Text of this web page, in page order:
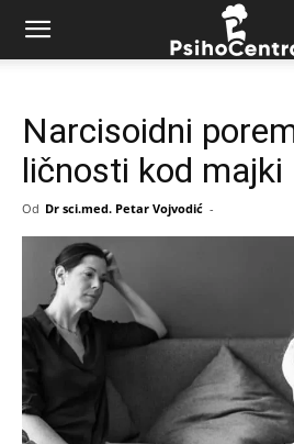
Narcisoidni
ličnosti kod majki
Od Dr sci.med. Petar Vojvodić -